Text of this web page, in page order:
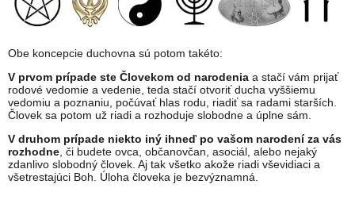
Obe koncepcie duchovna sú potom takéto:
V prvom prípade ste Človekom od narodenia a stačí vám prijať
rodové vedomie a vedenie, teda stačí otvoriť ducha vyššiemu
vedomiu a poznaniu, počúvať hlas rodu, riadiť sa radami starších.
Človek sa potom už riadi a rozhoduje slobodne a úplne sám.
V druhom prípade niekto iný ihneď po vašom narodení za vás
rozhodne, či budete ovca, občanovčan, asociál, alebo nejaký
zdanlivo slobodný človek. Aj tak všetko akože riadi vševidiaci a
všetrestajúci Boh. Úloha človeka je bezvýznamná.